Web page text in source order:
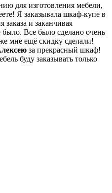
для изготовления мебели,
Я заказывала шкаф-купе в
и заканчивая
Все было сделано очень
мне ещё скидку сделали!
за прекрасный шкаф!
буду заказывать только